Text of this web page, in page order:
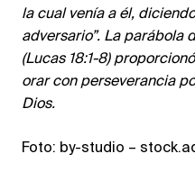
la cual venía a él,
adversario”. La parábola
(Lucas 18:1-8)
orar con perseverancia
Dios.
Foto: by-studio –